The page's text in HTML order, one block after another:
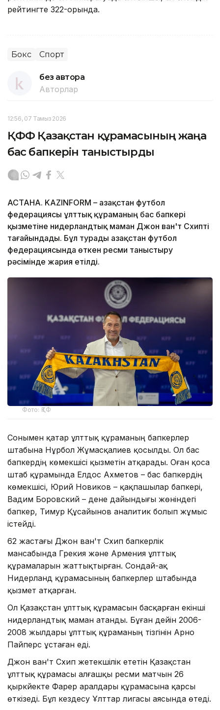
рейтингте 322-орында.
Бокс Спорт
без автора
Авторлар
12:56, 07 Тамыз 2026
ҚФФ Қазақстан құрамасының жаңа
бас бапкерін таныстырды
АСТАНА. KAZINFORM – Қазақстан футбол
федерациясы ұлттық құраманың бас бапкері
қызметіне нидерландтық маман Джон ван'т Схипті
тағайындады. Бұл турады Қазақстан футбол
федерациясында өткен ресми таныстыру
рәсімінде жария етілді.
Фото: ҚТФ
Сонымен қатар ұлттық құраманың бапкерлер
штабына Нұрбол Жұмасқалиев қосылды. Ол бас
бапкердің көмекшісі қызметін атқарады. Оған қоса
штаб құрамында Елдос Ахметов – бас бапкердің
көмекшісі, Юрий Новиков – қақпашылар бапкері,
Вадим Боровский – дене дайындығы жөніндегі
бапкер, Тимур Құсайынов аналитик болып жұмыс
істейді.
62 жастағы Джон ван'т Схип бапкерлік
мансабында Грекия және Армения ұлттық
құрамаларын жаттықтырған. Сондай-ақ
Нидерланд құрамасының бапкерлер штабында
қызмет атқарған.
Ол Қазақстан ұлттық құрамасын басқарған екінші
нидерландтық маман атанды. Бұған дейін 2006-
2008 жылдары ұлттық құраманың тізгінін Арно
Пайперс ұстаған еді.
Джон ван'т Схип жетекшілік ететін Қазақстан
ұлттық құрамасы алғашқы ресми матчын 26
қыркүйекте Фарер аралдары құрамасына қарсы
өткізеді. Бұл кездесу Ұлттар лигасы аясында өтеді.